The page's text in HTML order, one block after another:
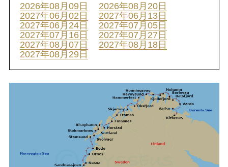
2026年08月09日
2026年08月20日
2027年06月02日
2027年06月13日
2027年06月24日
2027年07月05日
2027年07月16日
2027年07月27日
2027年08月07日
2027年08月18日
2027年08月29日